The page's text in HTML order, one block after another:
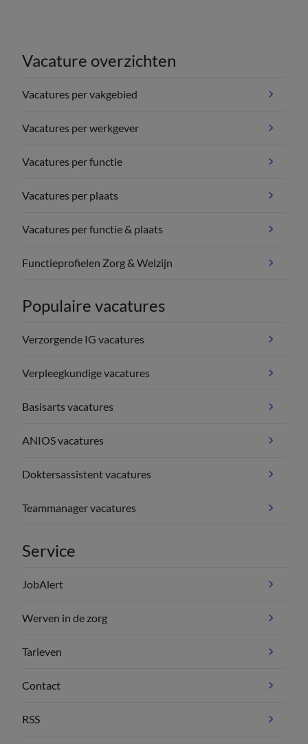
Vacature overzichten
Vacatures per vakgebied
Vacatures per werkgever
Vacatures per functie
Vacatures per plaats
Vacatures per functie & plaats
Functieprofielen Zorg & Welzijn
Populaire vacatures
Verzorgende IG vacatures
Verpleegkundige vacatures
Basisarts vacatures
ANIOS vacatures
Doktersassistent vacatures
Teammanager vacatures
Service
JobAlert
Werven in de zorg
Tarieven
Contact
RSS